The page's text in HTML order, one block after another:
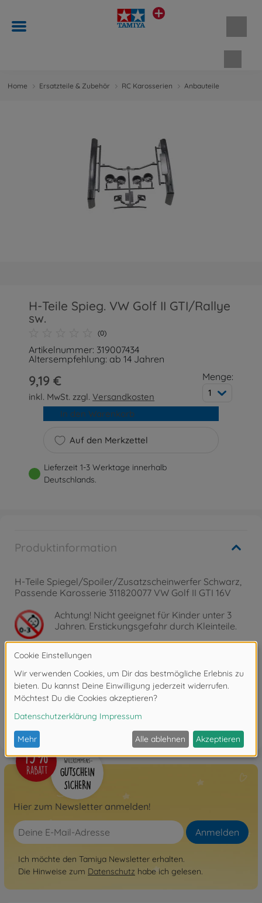
Home Ersatzteile & Zubehör RC Karosserien Anbauteile
H-Teile Spieg. VW Golf II GTI/Rallye
sw.
(0)
Artikelnummer: 319007434
Altersempfehlung: ab 14 Jahren
9,19 €
inkl. MwSt. zzgl.Versandkosten
Menge:
1
Auf den Merkzettel
In den Warenkorb
Lieferzeit 1-3 Werktage innerhalb
Deutschlands.
Produktinformation
H-Teile Spiegel/Spoiler/Zusatzscheinwerfer Schwarz,
Passende Karosserie 311820077 VW Golf II GTI 16V
Achtung! Nicht geeignet für Kinder unter 3
Jahren. Erstickungsgefahr durch Kleinteile.
Bewertungen
FAQ
Hier zum Newsletter anmelden!
Anmelden
Ich möchte den Tamiya Newsletter erhalten.
Die Hinweise zum Datenschutz habe ich gelesen.